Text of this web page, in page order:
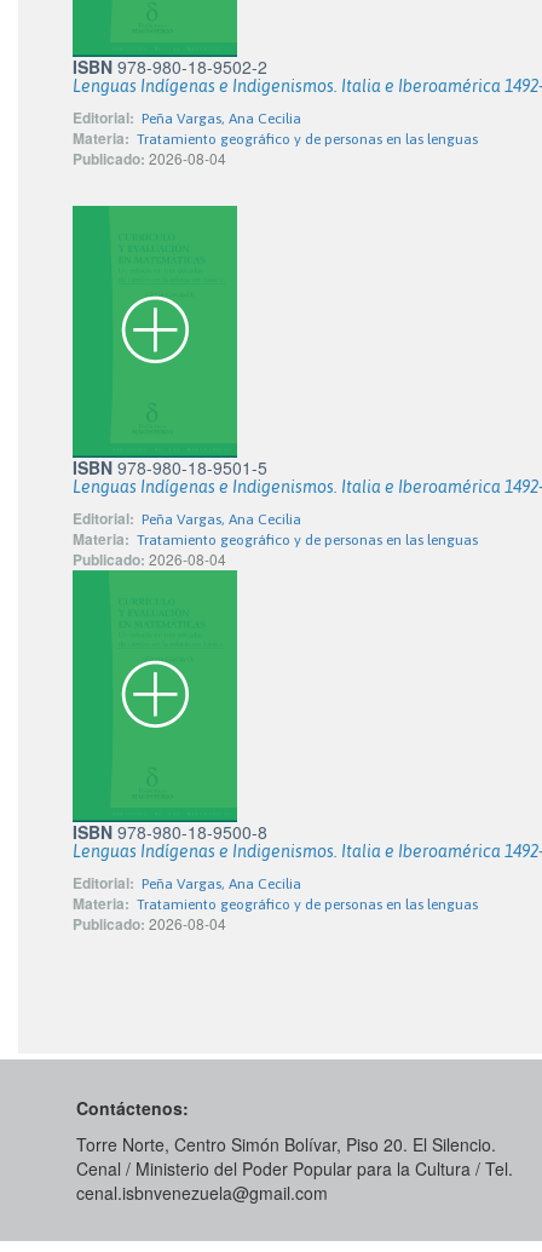
ISBN 978-980-18-9502-2
Lenguas Indígenas e Indigenismos. Italia e Iberoamérica 1492-
Editorial: Peña Vargas, Ana Cecilia
Materia: Tratamiento geográfico y de personas en las lenguas
Publicado: 2026-08-04
ISBN 978-980-18-9501-5
Lenguas Indígenas e Indigenismos. Italia e Iberoamérica 1492-
Editorial: Peña Vargas, Ana Cecilia
Materia: Tratamiento geográfico y de personas en las lenguas
Publicado: 2026-08-04
ISBN 978-980-18-9500-8
Lenguas Indígenas e Indigenismos. Italia e Iberoamérica 1492-
Editorial: Peña Vargas, Ana Cecilia
Materia: Tratamiento geográfico y de personas en las lenguas
Publicado: 2026-08-04
Contáctenos:
Torre Norte, Centro Simón Bolívar, Piso 20. El Silencio.
Cenal / Ministerio del Poder Popular para la Cultura / Tel.
cenal.isbnvenezuela@gmail.com